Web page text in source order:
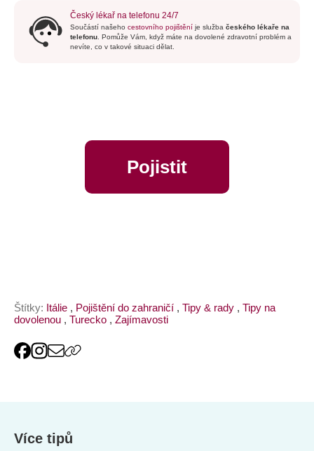
Český lékař na telefonu 24/7
Součástí našeho cestovního pojištění je služba českého lékaře na
telefonu. Pomůže Vám, když máte na dovolené zdravotní problém a
nevíte, co v takové situaci dělat.
Pojistit
Štítky: Itálie , Pojištění do zahraničí , Tipy & rady , Tipy na
dovolenou , Turecko , Zajímavosti
Více tipů